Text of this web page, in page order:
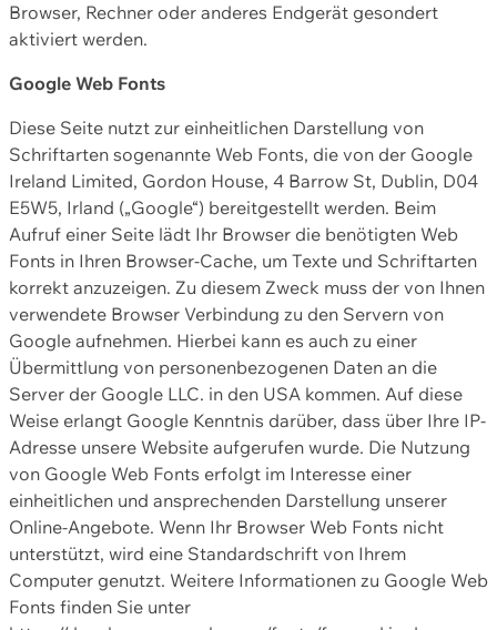
Browser, Rechner oder anderes Endgerät gesondert
aktiviert werden.
Google Web Fonts
Diese Seite nutzt zur einheitlichen Darstellung von
Schriftarten sogenannte Web Fonts, die von der Google
Ireland Limited, Gordon House, 4 Barrow St, Dublin, D04
E5W5, Irland („Google“) bereitgestellt werden. Beim
Aufruf einer Seite lädt Ihr Browser die benötigten Web
Fonts in Ihren Browser-Cache, um Texte und Schriftarten
korrekt anzuzeigen. Zu diesem Zweck muss der von Ihnen
verwendete Browser Verbindung zu den Servern von
Google aufnehmen. Hierbei kann es auch zu einer
Übermittlung von personenbezogenen Daten an die
Server der Google LLC. in den USA kommen. Auf diese
Weise erlangt Google Kenntnis darüber, dass über Ihre IP-
Adresse unsere Website aufgerufen wurde. Die Nutzung
von Google Web Fonts erfolgt im Interesse einer
einheitlichen und ansprechenden Darstellung unserer
Online-Angebote. Wenn Ihr Browser Web Fonts nicht
unterstützt, wird eine Standardschrift von Ihrem
Computer genutzt. Weitere Informationen zu Google Web
Fonts finden Sie unter